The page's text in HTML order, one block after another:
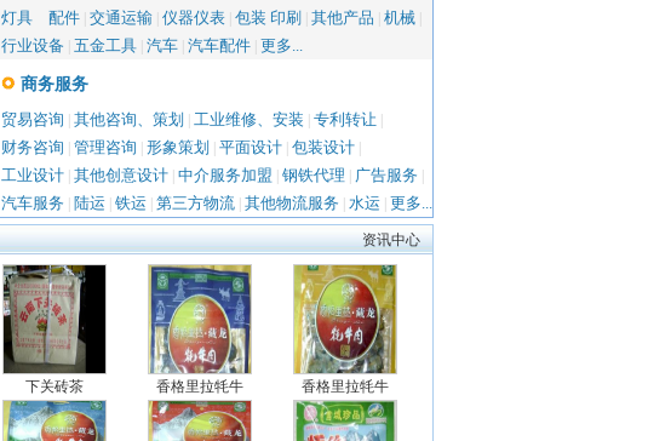
灯具 配件 交通运输 仪器仪表 包装 印刷 其他产品 机械
行业设备 五金工具 汽车 汽车配件 更多...
商务服务
贸易咨询 其他咨询、策划 工业维修、安装 专利转让
财务咨询 管理咨询 形象策划 平面设计 包装设计
工业设计 其他创意设计 中介服务加盟 钢铁代理 广告服务
汽车服务 陆运 铁运 第三方物流 其他物流服务 水运 更多...
资讯中心
下关砖茶 香格里拉牦牛 香格里拉牦牛